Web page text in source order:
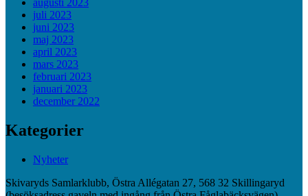
augusti 2023
juli 2023
juni 2023
maj 2023
april 2023
mars 2023
februari 2023
januari 2023
december 2022
Kategorier
Nyheter
Skivaryds Samlarklubb, Östra Allégatan 27, 568 32 Skillingaryd